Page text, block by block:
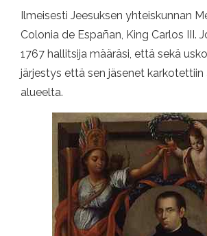
Ilmeisesti Jeesuksen yhteiskunnan
Colonia de Españan, King Carlos III.
1767 hallitsija määräsi, että sekä
järjestys että sen jäsenet karkotettiin
alueelta.